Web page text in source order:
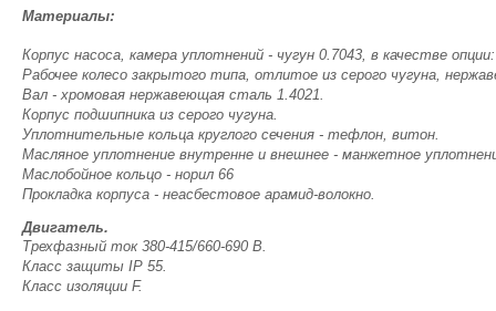
Материалы:
Корпус насоса, камера уплотнений - чугун 0.7043, в качестве
Рабочее колесо закрытого типа, отлитое из серого чугуна,
Вал - хромовая нержавеющая сталь 1.4021.
Корпус подшипника из серого чугуна.
Уплотнительные кольца круглого сечения - тефлон, витон.
Масляное уплотнение внутренне и внешнее - манжетное
Маслобойное кольцо - норил 66
Прокладка корпуса - неасбестовое арамид-волокно.
Двигатель.
Трехфазный ток 380-415/660-690 В.
Класс защиты IP 55.
Класс изоляции F.